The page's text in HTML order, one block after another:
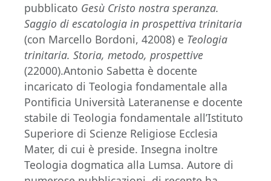
pubblicato Gesù Cristo nostra speranza.
Saggio di escatologia in prospettiva trinitaria
(con Marcello Bordoni, 42008) e Teologia
trinitaria. Storia, metodo, prospettive
(22000).Antonio Sabetta è docente
incaricato di Teologia fondamentale alla
Pontificia Università Lateranense e docente
stabile di Teologia fondamentale all’Istituto
Superiore di Scienze Religiose Ecclesia
Mater, di cui è preside. Insegna inoltre
Teologia dogmatica alla Lumsa. Autore di